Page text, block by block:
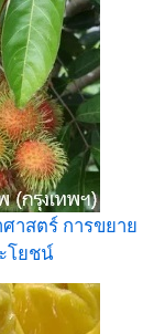
าสตร์ การขยาย
โยชน์